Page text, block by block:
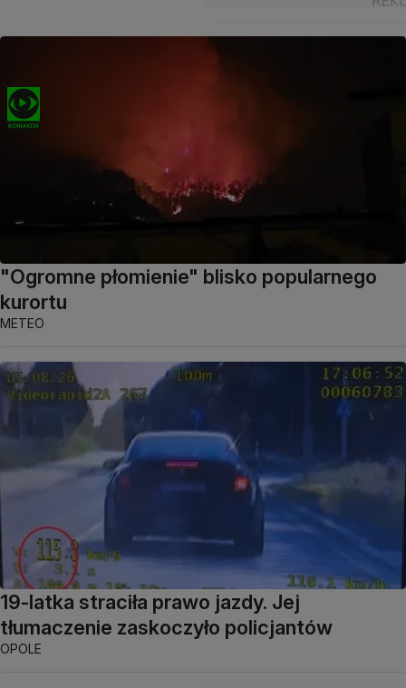
"Ogromne płomienie" blisko popularnego
kurortu
METEO
19-latka straciła prawo jazdy. Jej
tłumaczenie zaskoczyło policjantów
OPOLE